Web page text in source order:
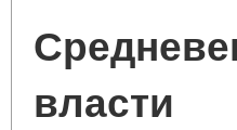
власти